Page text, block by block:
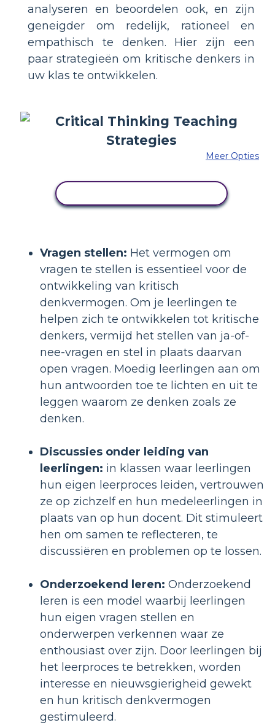
analyseren en beoordelen ook, en zijn
geneigder om redelijk, rationeel en
empathisch te denken. Hier zijn een
paar strategieën om kritische denkers in
uw klas te ontwikkelen.
Meer Opties
Vragen stellen: Het vermogen om
vragen te stellen is essentieel voor de
ontwikkeling van kritisch
denkvermogen. Om je leerlingen te
helpen zich te ontwikkelen tot kritische
denkers, vermijd het stellen van ja-of-
nee-vragen en stel in plaats daarvan
open vragen. Moedig leerlingen aan om
hun antwoorden toe te lichten en uit te
leggen waarom ze denken zoals ze
denken.
Discussies onder leiding van
leerlingen: in klassen waar leerlingen
hun eigen leerproces leiden, vertrouwen
ze op zichzelf en hun medeleerlingen in
plaats van op hun docent. Dit stimuleert
hen om samen te reflecteren, te
discussiëren en problemen op te lossen.
Onderzoekend leren: Onderzoekend
leren is een model waarbij leerlingen
hun eigen vragen stellen en
onderwerpen verkennen waar ze
enthousiast over zijn. Door leerlingen bij
het leerproces te betrekken, worden
interesse en nieuwsgierigheid gewekt
en hun kritisch denkvermogen
gestimuleerd.